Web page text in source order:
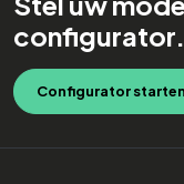
configurator.
Configurator starten